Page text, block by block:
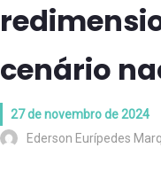
cenário
27 de novembro de 2024
Ederson Eurípedes